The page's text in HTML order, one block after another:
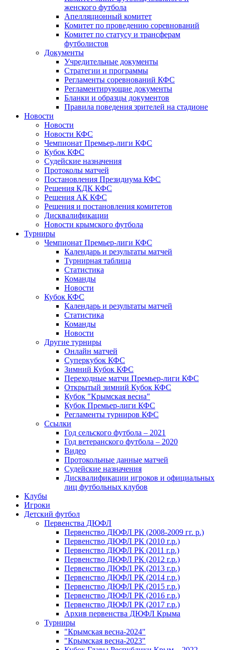
женского футбола
Апелляционный комитет
Комитет по проведению соревнований
Комитет по статусу и трансферам
футболистов
Документы
Учредительные документы
Стратегии и программы
Регламенты соревнований КФС
Регламентирующие документы
Бланки и образцы документов
Правила поведения зрителей на стадионе
Новости
Новости
Новости КФС
Чемпионат Премьер-лиги КФС
Кубок КФС
Судейские назначения
Протоколы матчей
Постановления Президиума КФС
Решения КДК КФС
Решения АК КФС
Решения и постановления комитетов
Дисквалификации
Новости крымского футбола
Турниры
Чемпионат Премьер-лиги КФС
Календарь и результаты матчей
Турнирная таблица
Статистика
Команды
Новости
Кубок КФС
Календарь и результаты матчей
Статистика
Команды
Новости
Другие турниры
Онлайн матчей
Суперкубок КФС
Зимний Кубок КФС
Переходные матчи Премьер-лиги КФС
Открытый зимний Кубок КФС
Кубок "Крымская весна"
Кубок Премьер-лиги КФС
Регламенты турниров КФС
Ссылки
Год сельского футбола – 2021
Год ветеранского футбола – 2020
Видео
Протокольные данные матчей
Судейские назначения
Дисквалификации игроков и официальных
лиц футбольных клубов
Клубы
Игроки
Детский футбол
Первенства ДЮФЛ
Первенство ДЮФЛ РК (2008-2009 гг. р.)
Первенство ДЮФЛ РК (2010 г.р.)
Первенство ДЮФЛ РК (2011 г.р.)
Первенство ДЮФЛ РК (2012 г.р.)
Первенство ДЮФЛ РК (2013 г.р.)
Первенство ДЮФЛ РК (2014 г.р.)
Первенство ДЮФЛ РК (2015 г.р.)
Первенство ДЮФЛ РК (2016 г.р.)
Первенство ДЮФЛ РК (2017 г.р.)
Архив первенства ДЮФЛ Крыма
Турниры
"Крымская весна-2024"
"Крымская весна-2023"